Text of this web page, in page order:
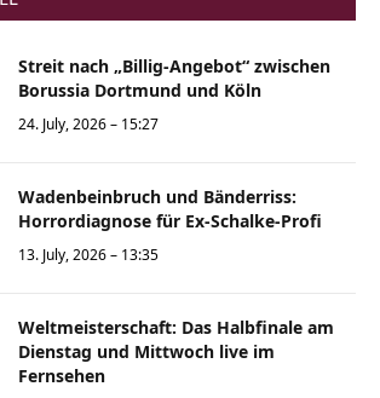
Streit nach „Billig-Angebot“ zwischen
Borussia Dortmund und Köln
24. July, 2026 – 15:27
Wadenbeinbruch und Bänderriss:
Horrordiagnose für Ex-Schalke-Profi
13. July, 2026 – 13:35
Weltmeisterschaft: Das Halbfinale am
Dienstag und Mittwoch live im
Fernsehen